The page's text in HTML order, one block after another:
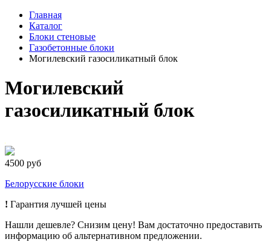
Главная
Каталог
Блоки стеновые
Газобетонные блоки
Могилевский газосиликатный блок
Могилевский
газосиликатный блок
4500 руб
Белорусские блоки
! Гарантия лучшей цены
Нашли дешевле? Снизим цену! Вам достаточно предоставить
информацию об альтернативном предложении.